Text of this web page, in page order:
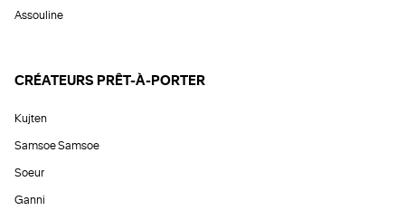
Assouline
CRÉATEURS PRÊT-À-PORTER
Kujten
Samsoe Samsoe
Soeur
Ganni